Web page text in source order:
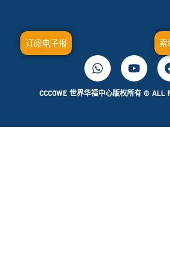
订阅电子报 索
CCCOWE 世界华福中心版权所有 © ALL